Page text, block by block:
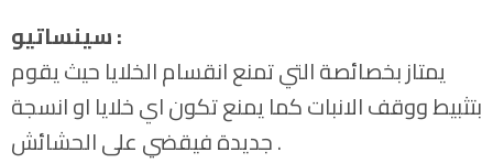
سينساتيو :
يمتاز بخصائصة التي تمنع انقسام الخلايا حيث يقوم
بتثبيط ووقف الانبات كما يمنع تكون اي خلايا او انسجة
جديدة فيقضي على الحشائش .